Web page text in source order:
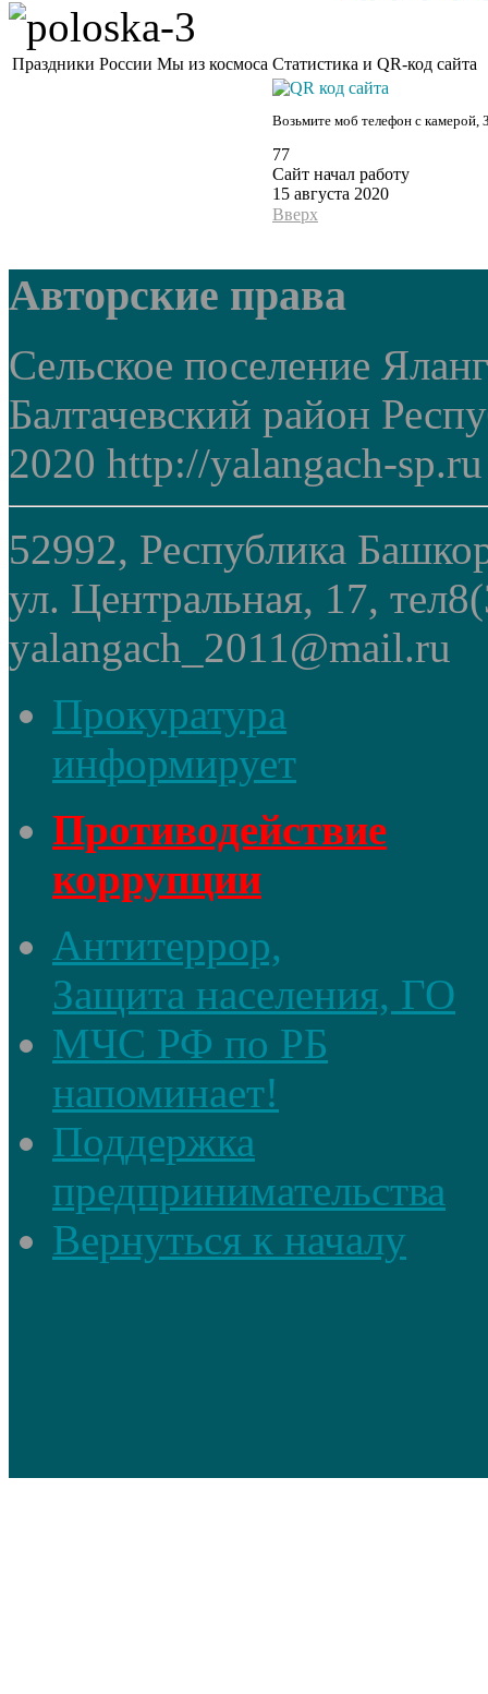
Праздники России Мы из космоса Статистика и QR-код сайта
Возьмите моб телефон с камерой,
77
Сайт начал работу
15 августа 2020
Вверх
Авторские права
Сельское поселение
Балтачевский район
2020 http://yalangach-sp.ru
52992, Республика
ул. Центральная, 17,
yalangach_2011@mail.ru
Прокуратура
информирует
Противодействие
коррупции
Антитеррор,
Защита населения, ГО
МЧС РФ по РБ
напоминает!
Поддержка
предпринимательства
Вернуться к началу